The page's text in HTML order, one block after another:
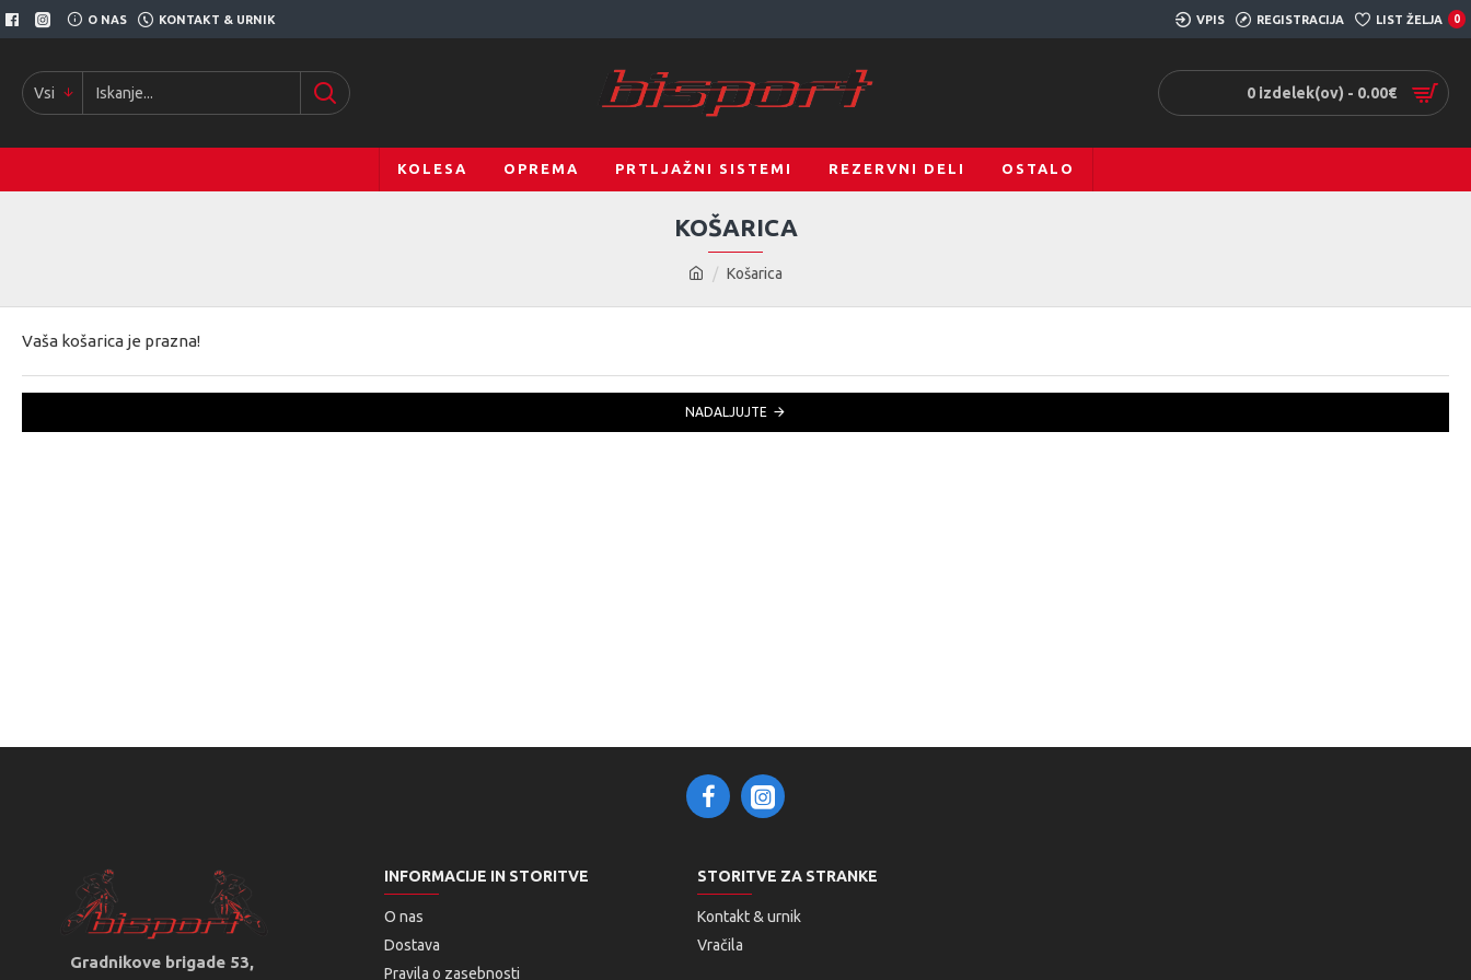
O NAS KONTAKT & URNIK VPIS REGISTRACIJA LIST ŽELJA 0
Vsi 0 izdelek(ov) - 0.00€
KOLESA OPREMA PRTLJAŽNI SISTEMI REZERVNI DELI OSTALO
Košarica
KOŠARICA
Vaša košarica je prazna!
NADALJUJTE
Gradnikove brigade 53,
INFORMACIJE IN STORITVE
O nas
Dostava
Pravila o zasebnosti
STORITVE ZA STRANKE
Kontakt & urnik
Vračila